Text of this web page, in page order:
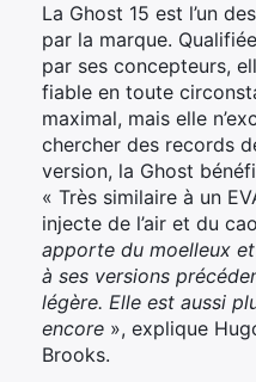
La Ghost 15 est l’un
par la marque.
par ses concepteurs,
fiable en toute
maximal, mais elle
chercher des records
version, la Ghost
« Très similaire à un
injecte de l’air et du
apporte du moelleux
à ses versions
légère. Elle est aussi
encore », explique
Brooks.